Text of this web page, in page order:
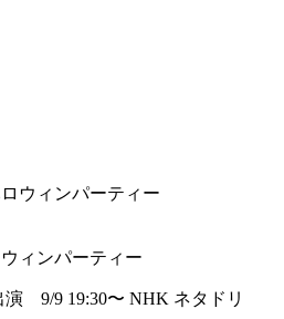
ィンパーティー